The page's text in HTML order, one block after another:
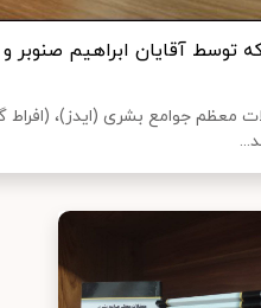
توسط آقایان ابراهیم
معظم جوامع بشری (ایدز)،